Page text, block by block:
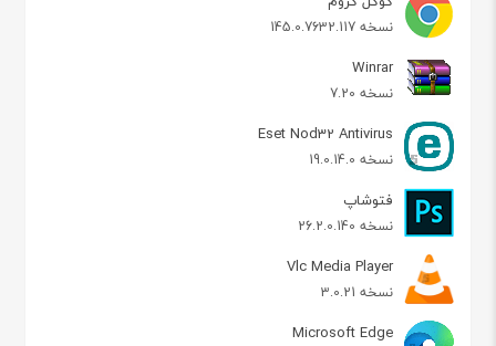
نسخه 145.0.7632.117
Winrar
نسخه 7.20
Eset Nod32 Antivirus
نسخه 19.0.14.0
فتوشاپ
نسخه 26.2.0.140
Vlc Media Player
نسخه 3.0.21
Microsoft Edge